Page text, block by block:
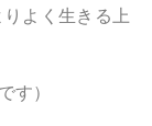
よく生きる上
す）